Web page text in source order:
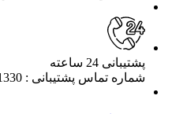
پشتیبانی 24 ساعته
شماره تماس پشتیبانی : 09124751330